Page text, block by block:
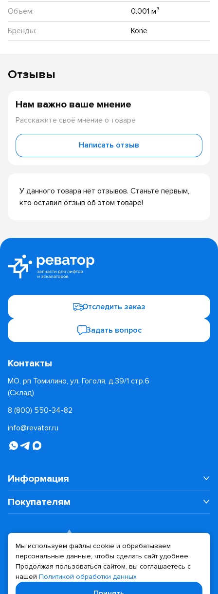
Объем:
0.001 м³
Бренды:
Kone
Отзывы
У данного товара нет отзывов. Станьте первым,
кто оставил отзыв об этом товаре!
Нам важно ваше мнение
Расскажите своё мнение о товаре
Написать отзыв
Отследить заказ
Задать вопрос
Контакты
МО, рп Томилино, ул. Гоголя, д.39/1 стр.6
(Склад)
8 (800) 550-34-82
info@revator.ru
Информация
Покупателям
Дизайн сайта Разработка сайта
Мы используем файлы cookie и обрабатываем
персональные данные, чтобы сделать сайт удобнее.
Продолжая пользоваться сайтом, вы соглашаетесь с
нашей Политикой обработки данных